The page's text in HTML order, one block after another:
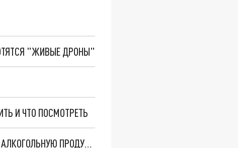
"ЖИВЫЕ ДРОНЫ"
И ЧТО ПОСМОТРЕТЬ
ОГРАНИЧЕНИЕ ПРОДАЖ: В АРХАНГЕЛЬСКЕ ИЗ-ЗА ПОСЛЕДНИХ ЗВОНКОВ АЛКОГОЛЬНУЮ ПРОДУКЦИЮ БУДУТ ОТПУСКАТЬ ПО ГРАФИКУ